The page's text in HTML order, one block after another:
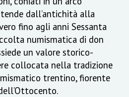
dall’antichità alla
fino agli anni Sessanta
numismatica di don
un valore storico-
collocata nella tradizione
trentino, fiorente